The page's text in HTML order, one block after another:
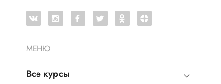
МЕНЮ
Все курсы